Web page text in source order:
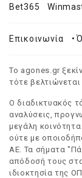
Bet365
Επικοινωνία •
Το agones.gr
τότε
Ο διαδικτυακός
αναλύσεις,
μεγάλη
ούτε με
ΑΕ. Τα σήματα
απόδοσή τους
ιδιοκτησία της